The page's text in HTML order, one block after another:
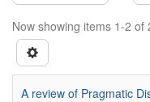
Now showing items 1-2 of
A review of Pragmatic